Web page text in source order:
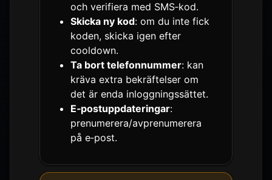
och verifiera med SMS‑kod.
Skicka ny kod: om du inte fick
koden, skicka igen efter
cooldown.
Ta bort telefonnummer: kan
kräva extra bekräftelser om
det är enda inloggningssättet.
E‑postuppdateringar:
prenumerera/avprenumerera
på e‑post.